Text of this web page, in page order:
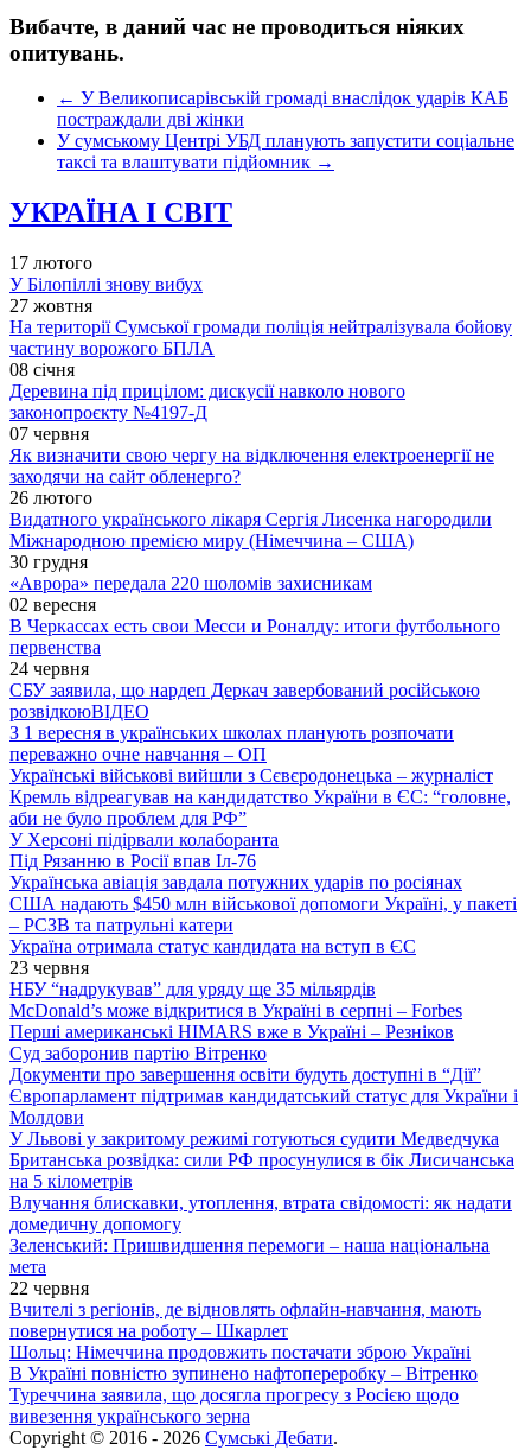
Вибачте, в даний час не проводиться ніяких
опитувань.
← У Великописарівській громаді внаслідок ударів КАБ
постраждали дві жінки
У сумському Центрі УБД планують запустити соціальне
таксі та влаштувати підйомник →
УКРАЇНА І СВІТ
17 лютого
У Білопіллі знову вибух
27 жовтня
На території Сумської громади поліція нейтралізувала бойову
частину ворожого БПЛА
08 січня
Деревина під прицілом: дискусії навколо нового
законопроєкту №4197-Д
07 червня
Як визначити свою чергу на відключення електроенергії не
заходячи на сайт обленерго?
26 лютого
Видатного українського лікаря Сергія Лисенка нагородили
Міжнародною премією миру (Німеччина – США)
30 грудня
«Аврора» передала 220 шоломів захисникам
02 вересня
В Черкассах есть свои Месси и Роналду: итоги футбольного
первенства
24 червня
СБУ заявила, що нардеп Деркач завербований російською
розвідкоюВІДЕО
З 1 вересня в українських школах планують розпочати
переважно очне навчання – ОП
Українські військові вийшли з Сєвєродонецька – журналіст
Кремль відреагував на кандидатство України в ЄС: “головне,
аби не було проблем для РФ”
У Херсоні підірвали колаборанта
Під Рязанню в Росії впав Іл-76
Українська авіація завдала потужних ударів по росіянах
США надають $450 млн військової допомоги Україні, у пакеті
– РСЗВ та патрульні катери
Україна отримала статус кандидата на вступ в ЄС
23 червня
НБУ “надрукував” для уряду ще 35 мільярдів
McDonald’s може відкритися в Україні в серпні – Forbes
Перші американські HIMARS вже в Україні – Резніков
Суд заборонив партію Вітренко
Документи про завершення освіти будуть доступні в “Дії”
Європарламент підтримав кандидатський статус для України і
Молдови
У Львові у закритому режимі готуються судити Медведчука
Британська розвідка: сили РФ просунулися в бік Лисичанська
на 5 кілометрів
Влучання блискавки, утоплення, втрата свідомості: як надати
домедичну допомогу
Зеленський: Пришвидшення перемоги – наша національна
мета
22 червня
Вчителі з регіонів, де відновлять офлайн-навчання, мають
повернутися на роботу – Шкарлет
Шольц: Німеччина продовжить постачати зброю Україні
В Україні повністю зупинено нафтопереробку – Вітренко
Туреччина заявила, що досягла прогресу з Росією щодо
вивезення українського зерна
Copyright © 2016 - 2026 Сумські Дебати.